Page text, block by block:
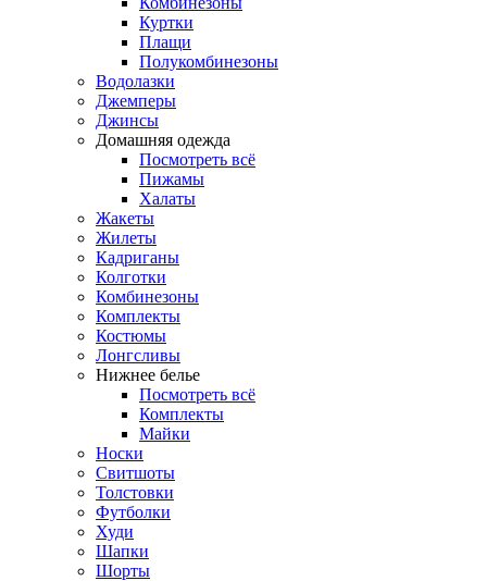
Куртки
Плащи
Полукомбинезоны
Водолазки
Джемперы
Джинсы
Домашняя одежда
Посмотреть всё
Пижамы
Халаты
Жакеты
Жилеты
Кадриганы
Колготки
Комбинезоны
Комплекты
Костюмы
Лонгсливы
Нижнее белье
Посмотреть всё
Комплекты
Майки
Носки
Свитшоты
Толстовки
Футболки
Худи
Шапки
Шорты